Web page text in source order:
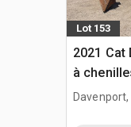
Lot 153
2021 Cat
à
Davenport,